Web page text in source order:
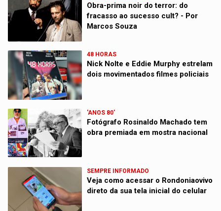
Obra-prima noir do terror: do
fracasso ao sucesso cult? - Por
Marcos Souza
48 HORAS
Nick Nolte e Eddie Murphy estrelam
dois movimentados filmes policiais
'ANOS 80'
Fotógrafo Rosinaldo Machado tem
obra premiada em mostra nacional
SEMPRE INFORMADO
Veja como acessar o Rondoniaovivo
direto da sua tela inicial do celular